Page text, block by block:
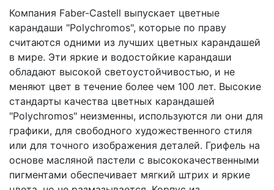
Компания Faber-Castell выпускает цветные
карандаши "Polychromos", которые по праву
считаются одними из лучших цветных карандашей
в мире. Эти яркие и водостойкие карандаши
обладают высокой светоустойчивостью, и не
меняют цвет в течение более чем 100 лет. Высокие
стандарты качества цветных карандашей
"Polychromos" неизменны, используются ли они для
графики, для свободного художественного стиля
или для точного изображения деталей. Грифель на
основе масляной пастели с высококачественными
пигментами обеспечивает мягкий штрих и яркие